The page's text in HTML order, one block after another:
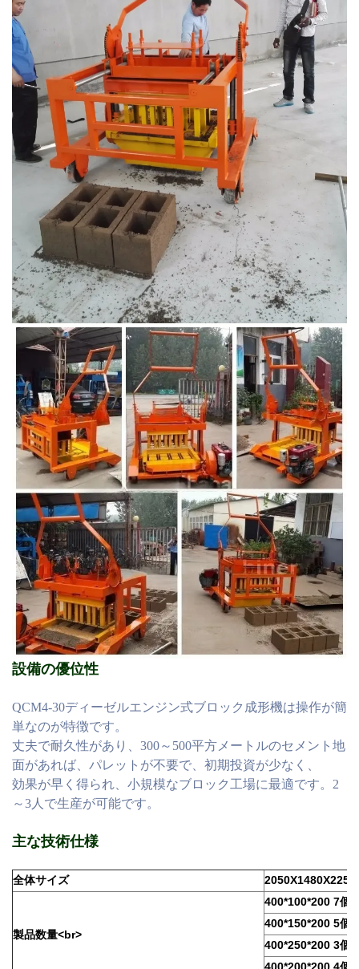
設備の優位性
QCM4-30ディーゼルエンジン式ブロック成形機は操作が簡
単なのが特徴です。
丈夫で耐久性があり、300～500平方メートルのセメント地
面があれば、パレットが不要で、初期投資が少なく、
効果が早く得られ、小規模なブロック工場に最適です。2
～3人で生産が可能です。
主な技術仕様
全体サイズ
製品数量<br>
400*100*200 7個/
400*150*200 5個/
400*250*200 3個/